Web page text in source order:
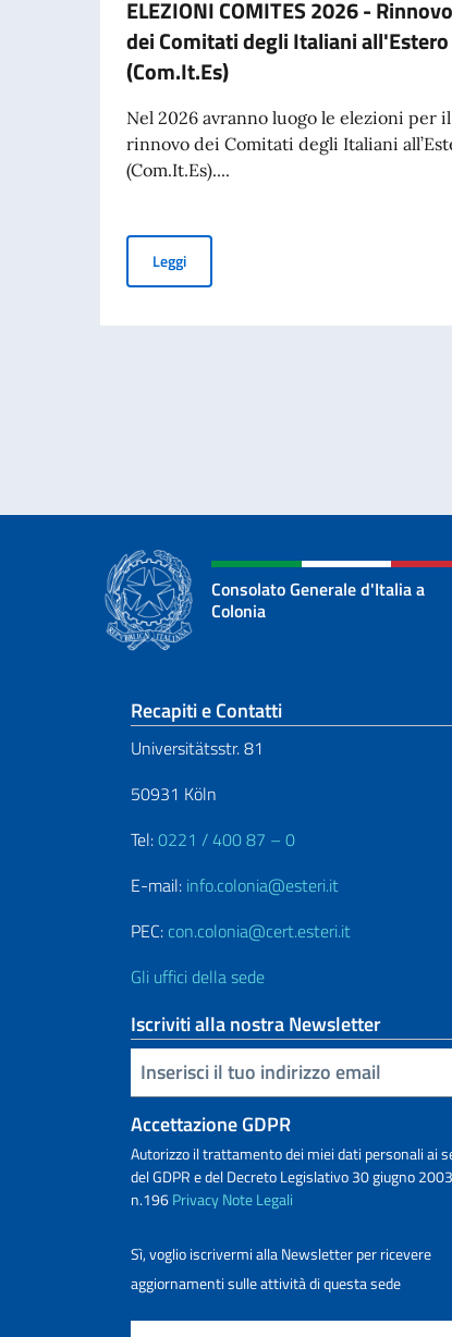
ELEZIONI COMITES 2026 - Rinnovo
dei Comitati degli Italiani all'Estero
(Com.It.Es)
Nel 2026 avranno luogo le elezioni per il
rinnovo dei Comitati degli Italiani
(Com.It.Es)....
LeggiELEZIONI COMITES 2026 - Rinnovo dei
Consolato Generale d'Italia a
Colonia
Sezione footer
Recapiti e Contatti
Universitätsstr. 81
50931 Köln
Tel:0221 / 400 87 – 0
E-mail: info.colonia@esteri.it
PEC: con.colonia@cert.esteri.it
Gli uffici della sede
Iscriviti alla nostra Newsletter
Inserisci la tua email
Accettazione GDPR
Autorizzo il trattamento dei miei dati personali ai
del GDPR e del Decreto Legislativo 30 giugno
n.196PrivacyNote Legali
Sì, voglio iscrivermi alla Newsletter per ricevere
aggiornamenti sulle attività di questa sede